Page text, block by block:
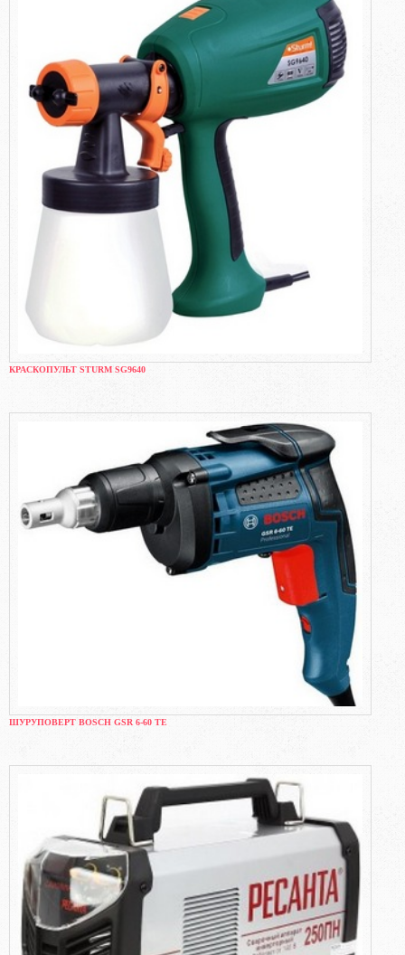
КРАСКОПУЛЬТ STURM SG9640
ШУРУПОВЕРТ BOSCH GSR 6-60 TE